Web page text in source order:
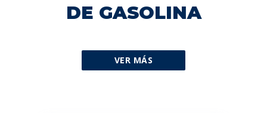
DE GASOLINA
VER MÁS